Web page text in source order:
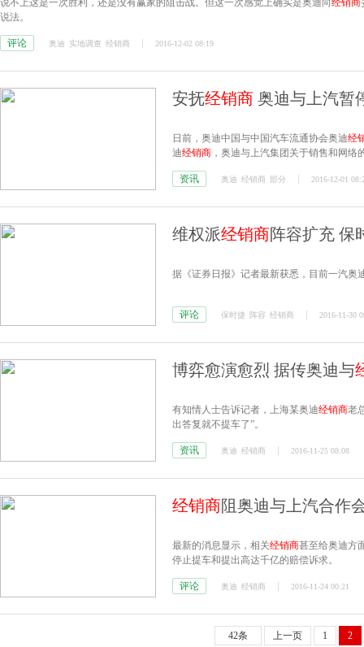
说不上这是一次胜利，还是没有赢家的阻击战。但这一次感觉上确实是奥迪向经销商
说法。
评论 奥迪 实地调查 经销商 2016-12-02 08:19
安抚经销商 奥迪与上汽暂
日前，奥迪中国与中国汽车流通协会奥迪经
迪经销商 ，奥迪与上汽集团关于销售和网络
资讯 奥迪 经销商 部分 2016-12-01
维权派经销商阵容扩充 保
据《证券日报》记者最新获悉，目前一汽奥
评论 保时捷 阵容 经销商 2016-11-30
博弈愈演愈烈 据传奥迪与
有知情人士告诉记者，上海某奥迪经销商老
出答复就不提车了”。
资讯 奥迪 经销商 2016-11-25 08:08
经销商阻奥迪与上汽合作
最新的消息显示，相关经销商甚至给奥迪方
停止提车和提出高达千亿的赔偿诉求。
评论 奥迪 经销商 2016-11-24 00:21
42条 上一页 1 2